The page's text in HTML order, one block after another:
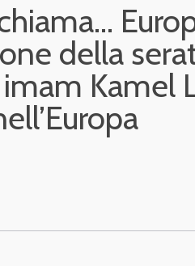
della
Kamel